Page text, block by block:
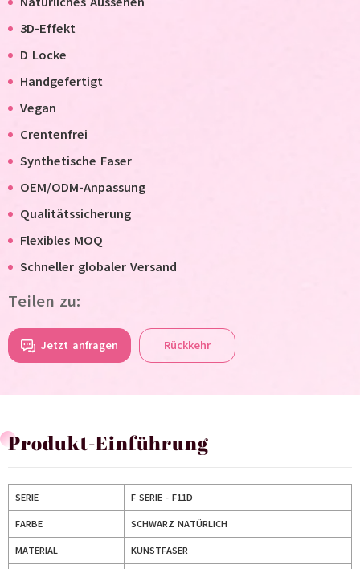
3D-Effekt
D Locke
Handgefertigt
Vegan
Crentenfrei
Synthetische Faser
OEM/ODM-Anpassung
Qualitätssicherung
Flexibles MOQ
Schneller globaler Versand
Teilen zu:
Jetzt anfragen Rückkehr
Produkt-Einführung
SERIE F SERIE - F11D
FARBE SCHWARZ NATÜRLICH
MATERIAL KUNSTFASER